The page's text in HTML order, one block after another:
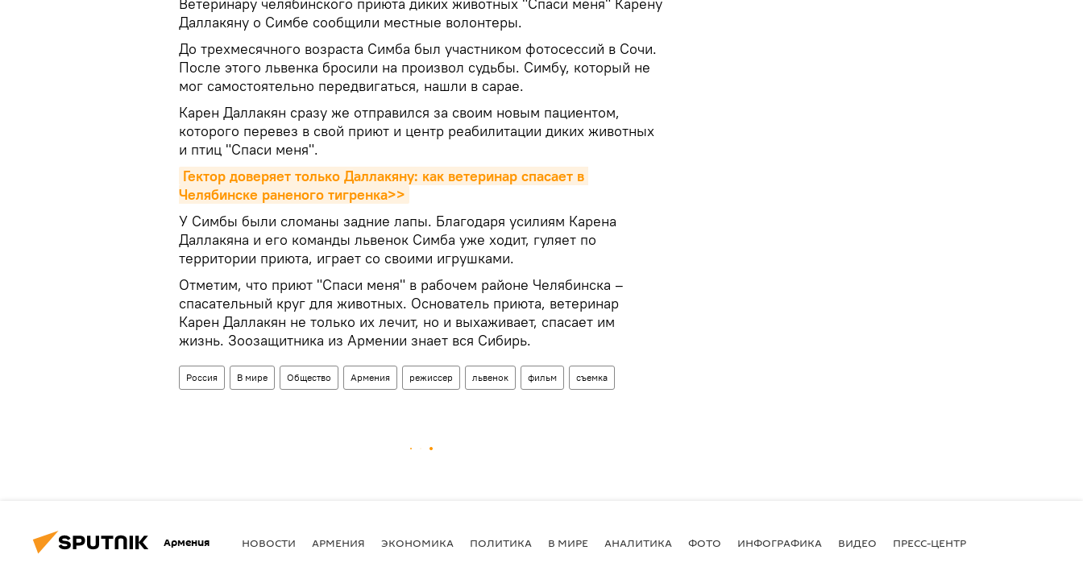
Ветеринару челябинского приюта диких животных "Спаси меня" Карену
Даллакяну о Симбе сообщили местные волонтеры.
До трехмесячного возраста Симба был участником фотосессий в Сочи.
После этого львенка бросили на произвол судьбы. Симбу, который не
мог самостоятельно передвигаться, нашли в сарае.
Карен Даллакян сразу же отправился за своим новым пациентом,
которого перевез в свой приют и центр реабилитации диких животных
и птиц "Спаси меня".
Гектор доверяет только Даллакяну: как ветеринар спасает в
Челябинске раненого тигренка>>
У Симбы были сломаны задние лапы. Благодаря усилиям Карена
Даллакяна и его команды львенок Симба уже ходит, гуляет по
территории приюта, играет со своими игрушками.
Отметим, что приют "Спаси меня" в рабочем районе Челябинска –
спасательный круг для животных. Основатель приюта, ветеринар
Карен Даллакян не только их лечит, но и выхаживает, спасает им
жизнь. Зоозащитника из Армении знает вся Сибирь.
Россия В мире Общество Армения режиссер львенок фильм съемка
Армения НОВОСТИ АРМЕНИЯ ЭКОНОМИКА ПОЛИТИКА В МИРЕ АНАЛИТИКА ФОТО ИНФОГРАФИКА ВИДЕО ПРЕСС-ЦЕНТР